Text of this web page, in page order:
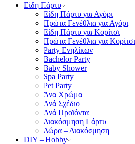
Είδη Πάρτυ
Είδη Πάρτυ για Αγόρι
Πρώτα Γενέθλια για Αγόρι
Είδη Πάρτυ για Κορίτσι
Πρώτα Γενέθλια για Κορίτσι
Party Ενηλίκων
Bachelor Party
Baby Shower
Spa Party
Pet Party
Άνα Χρώμα
Ανά Σχέδιο
Ανά Προϊόντα
Διακόσμηση Πάρτυ
Δώρα – Διακόσμηση
DIY – Hobby